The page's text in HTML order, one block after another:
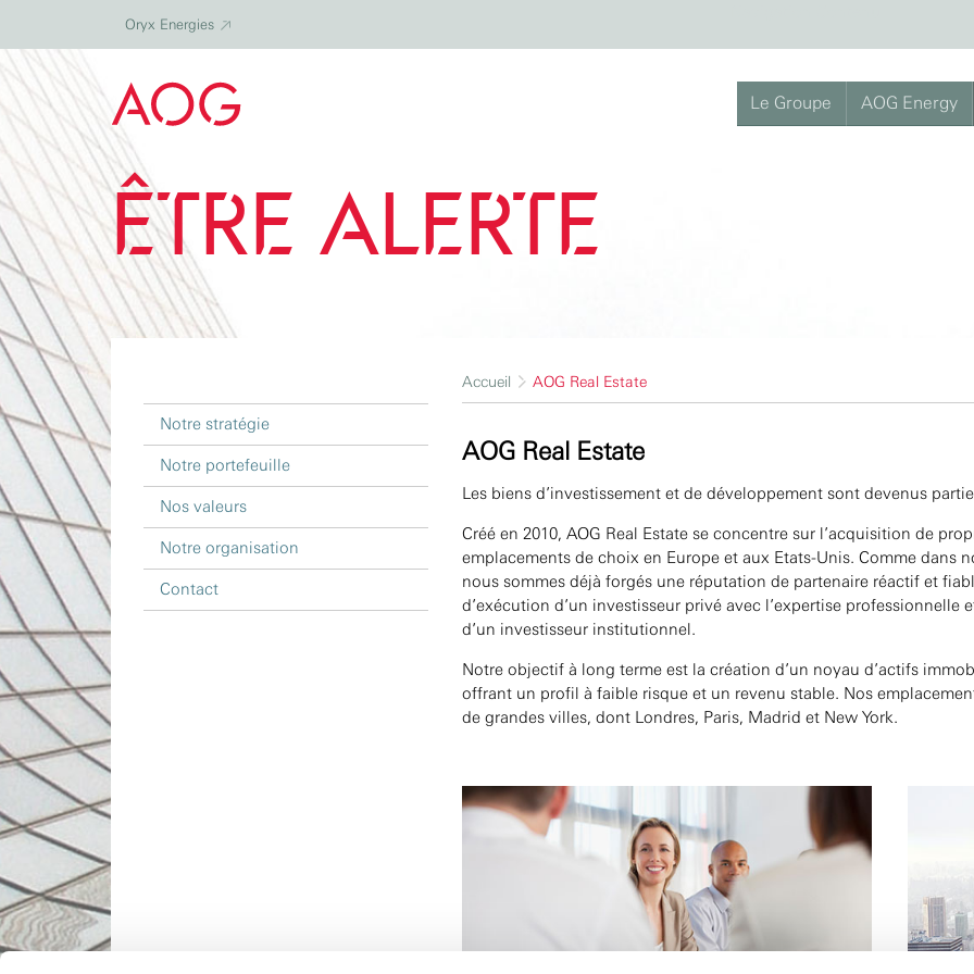
Oryx Energies
Le Groupe AOG Energy
Être alerte
Notre stratégie
Notre portefeuille
Nos valeurs
Notre organisation
Contact
Accueil AOG Real Estate
AOG Real Estate
Les biens d’investissement et de développement sont devenus
Créé en 2010, AOG Real Estate se concentre sur l’acquisition de
emplacements de choix en Europe et aux Etats-Unis. Comme dans
nous sommes déjà forgés une réputation de partenaire réactif et
d’exécution d’un investisseur privé avec l’expertise professionnelle
d’un investisseur institutionnel.
Notre objectif à long terme est la création d’un noyau d’actifs
offrant un profil à faible risque et un revenu stable. Nos
de grandes villes, dont Londres, Paris, Madrid et New York.